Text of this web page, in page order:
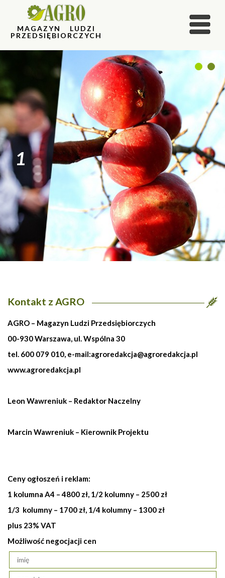
MAGAZYN LUDZI
PRZEDSIĘBIORCZYCH
1
1 2
Kontakt z AGRO
AGRO – Magazyn Ludzi Przedsiębiorczych
00-930 Warszawa, ul. Wspólna 30
tel. 600 079 010, e-mail:agroredakcja@agroredakcja.pl
www.agroredakcja.pl
Leon Wawreniuk – Redaktor Naczelny
Marcin Wawreniuk – Kierownik Projektu
Ceny ogłoszeń i reklam:
1 kolumna A4 – 4800 zł, 1/2 kolumny – 2500 zł
1/3 kolumny – 1700 zł, 1/4 kolumny – 1300 zł
plus 23% VAT
Możliwość negocjacji cen